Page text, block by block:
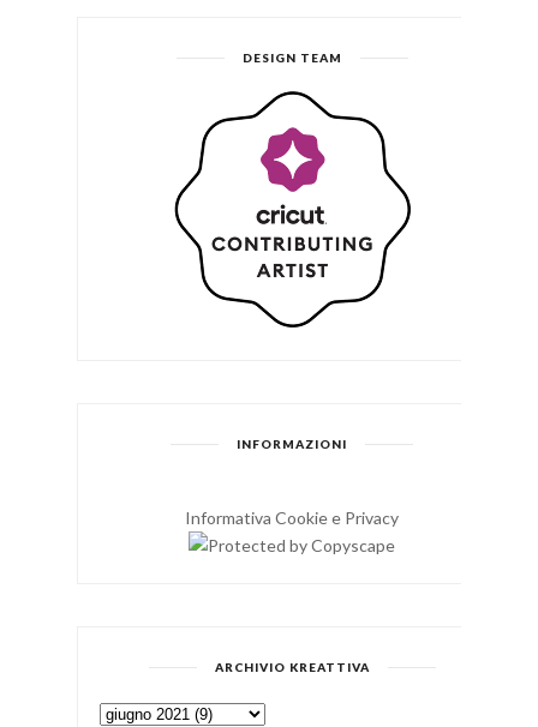
DESIGN TEAM
INFORMAZIONI
Informativa Cookie e Privacy
ARCHIVIO KREATTIVA